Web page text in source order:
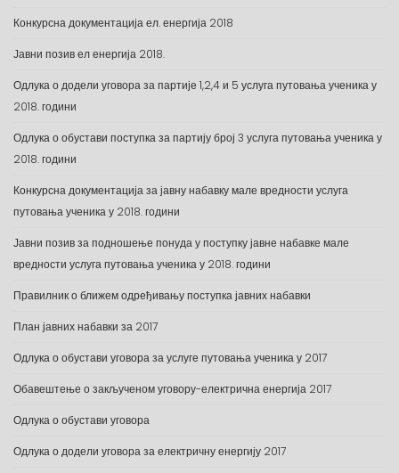
Конкурсна документација ел. енергија 2018
Јавни позив ел енергија 2018.
Одлука о додели уговора за партије 1,2,4 и 5 услуга путовања ученика у
2018. години
Одлука о обустави поступка за партију број 3 услуга путовања ученика у
2018. години
Конкурсна документација за јавну набавку мале вредности услуга
путовања ученика у 2018. години
Јавни позив за подношење понуда у поступку јавне набавке мале
вредности услуга путовања ученика у 2018. години
Правилник о ближем одређивању поступка јавних набавки
План јавних набавки за 2017
Одлука о обустави уговора за услуге путовања ученика у 2017
Обавештење о закљученом уговору-електрична енергија 2017
Одлука о обустави уговора
Одлука о додели уговора за електричну енергију 2017